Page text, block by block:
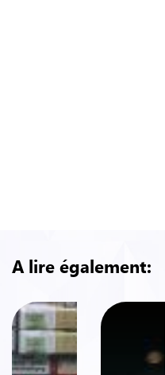
A lire également: